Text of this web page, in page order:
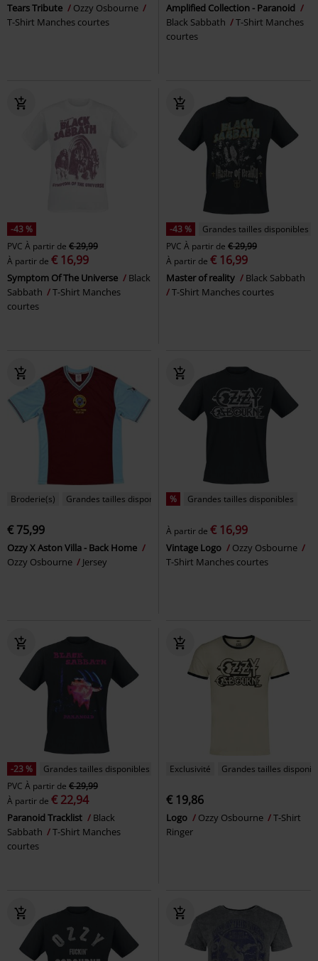
Tears Tribute
Ozzy Osbourne
T-Shirt Manches courtes
Amplified Collection - Paranoid
Black Sabbath
T-Shirt Manches
courtes
-43 %
PVC À partir de € 29,99
À partir de € 16,99
Symptom Of The Universe
Black
Sabbath
T-Shirt Manches
courtes
-43 %
Grandes tailles disponibles
PVC À partir de € 29,99
À partir de € 16,99
Master of reality
Black Sabbath
T-Shirt Manches courtes
Broderie(s) Grandes tailles disponibles
€ 75,99
Ozzy X Aston Villa - Back Home
Ozzy Osbourne
Jersey
% Grandes tailles disponibles
À partir de € 16,99
Vintage Logo
Ozzy Osbourne
T-Shirt Manches courtes
-23 %
Grandes tailles disponibles
PVC À partir de € 29,99
À partir de € 22,94
Paranoid Tracklist
Black
Sabbath
T-Shirt Manches
courtes
Exclusivité Grandes tailles
€ 19,86
Logo Ozzy Osbourne
T-Shirt
Ringer